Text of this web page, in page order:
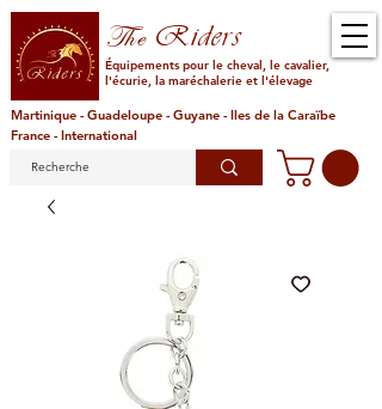
TheRiders
Équipements pour le cheval, le cavalier,
l'écurie, la maréchalerie et l'élevage
Martinique - Guadeloupe - Guyane - Iles de la Caraïbe
France - International